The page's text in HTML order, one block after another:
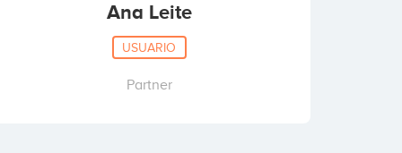
Ana Leite
USUARIO
Partner